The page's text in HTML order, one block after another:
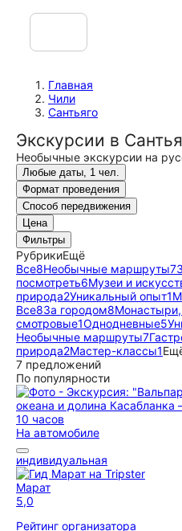
Главная
Чили
Сантьяго
Экскурсии в
Необычные экскурсии на
Любые даты, 1 чел.
Формат проведения
Способ передвижения
Цена
Фильтры
РубрикиЕщё
Все8Необычные маршруты7
посмотреть6Музеи и
природа2Уникальный опыт1
Все8За городом8
смотровые1Однодневные5
Необычные маршруты7
природа2Мастер-классы1
7 предложений
По популярности
10 часов
На автомобиле
индивидуальная
Марат
5,0
Рейтинг организатора